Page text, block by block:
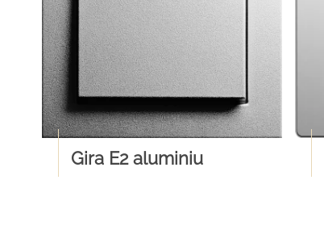
Gira E2 aluminiu